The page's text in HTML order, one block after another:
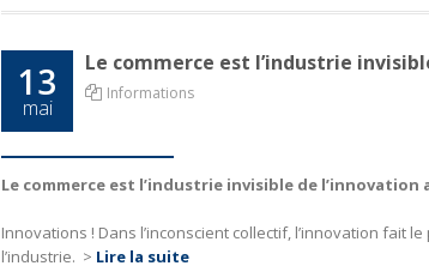
13
mai
Le commerce est l’industrie
Informations
Le commerce est l’industrie invisible de
Innovations ! Dans l’inconscient collectif, l’innovation fait
l’industrie. > Lire la suite